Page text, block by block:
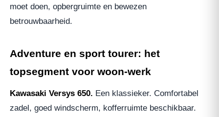
moet doen, opbergruimte en bewezen
betrouwbaarheid.
Adventure en sport tourer: het
topsegment voor woon-werk
Kawasaki Versys 650. Een klassieker. Comfortabel
zadel, goed windscherm, kofferruimte beschikbaar.